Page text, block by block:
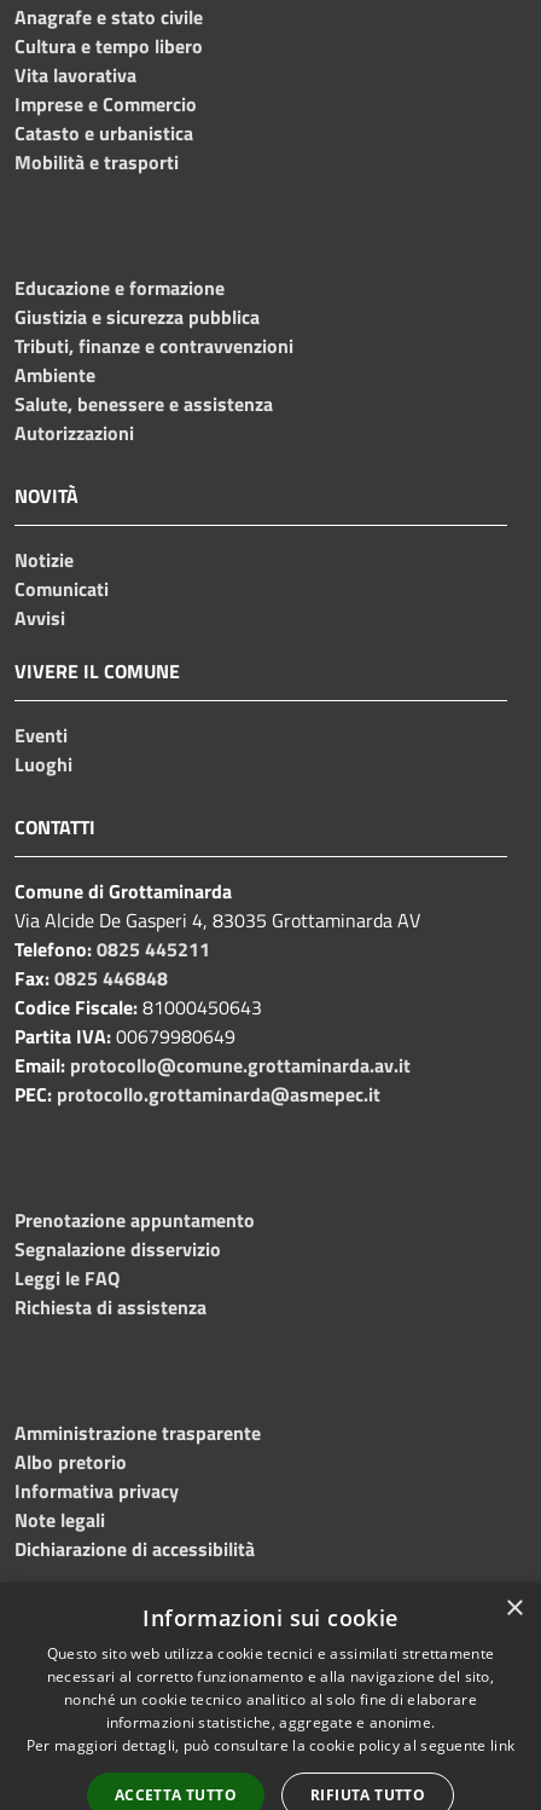
Anagrafe e stato civile
Cultura e tempo libero
Vita lavorativa
Imprese e Commercio
Catasto e urbanistica
Mobilità e trasporti
Educazione e formazione
Giustizia e sicurezza pubblica
Tributi, finanze e contravvenzioni
Ambiente
Salute, benessere e assistenza
Autorizzazioni
NOVITÀ
Notizie
Comunicati
Avvisi
VIVERE IL COMUNE
Eventi
Luoghi
CONTATTI
Comune di Grottaminarda
Via Alcide De Gasperi 4, 83035 Grottaminarda AV
Telefono:0825 445211
Fax:0825 446848
Codice Fiscale:81000450643
Partita IVA:00679980649
Email: protocollo@comune.grottaminarda.av.it
PEC: protocollo.grottaminarda@asmepec.it
Prenotazione appuntamento
Segnalazione disservizio
Leggi le FAQ
Richiesta di assistenza
Amministrazione trasparente
Albo pretorio
Informativa privacy
Note legali
Dichiarazione di accessibilità
RSS
Accessibilità
Cookie
Mappa del sito
Copyright © 2024 •
Comune diGrottaminarda
• Powered byMunicipium
•Redazione
×
Informazioni sui cookie
Questo sito web utilizza cookie tecnici e assimilati strettamente
necessari al corretto funzionamento e alla navigazione del sito,
nonché un cookie tecnico analitico al solo fine di elaborare
informazioni statistiche, aggregate e anonime.
Per maggiori dettagli, può consultare la cookie policy al seguente link
ACCETTA TUTTO RIFIUTA TUTTO